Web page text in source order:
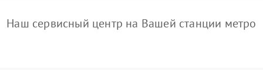
Наш сервисный центр на Вашей станции метро